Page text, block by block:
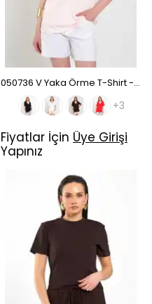
050736 V Yaka Örme T-Shirt - Pembe
+3
Fiyatlar İçin Üye Girişi
Yapınız